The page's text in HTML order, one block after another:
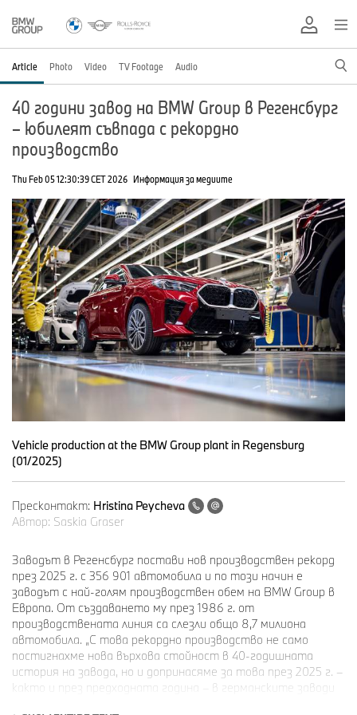
Article Photo Video TV Footage Audio
40 години завод на BMW Group в Регенсбург
– юбилеят съвпада с рекордно
производство
Thu Feb 05 12:30:39 CET 2026 Информация за медиите
Vehicle production at the BMW Group plant in Regensburg
(01/2025)
Пресконтакт: Hristina Peycheva
Автор: Saskia Graser
Заводът в Регенсбург постави нов производствен рекорд
през 2025 г. с 356 901 автомобила и по този начин е
заводът с най-голям производствен обем на BMW Group в
Европа. От създаването му през 1986 г. от
производствената линия са слезли общо 8,7 милиона
автомобила. „С това рекордно производство не само
постигнахме нова върхова стойност в 40-годишната
история на завода, но и допринасяме за това през 2025 г. –
както и през предходната година – в германските заводи